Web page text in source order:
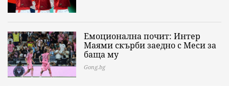
Емоционална почит: Интер
Маями скърби заедно с Меси за
баща му
Gong.bg